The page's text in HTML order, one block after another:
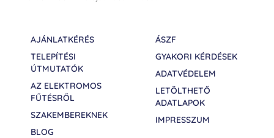
AJÁNLATKÉRÉS
TELEPÍTÉSI
ÚTMUTATÓK
AZ ELEKTROMOS
FŰTÉSRŐL
SZAKEMBEREKNEK
BLOG
ÁSZF
GYAKORI KÉRDÉSEK
ADATVÉDELEM
LETÖLTHETŐ
ADATLAPOK
IMPRESSZUM